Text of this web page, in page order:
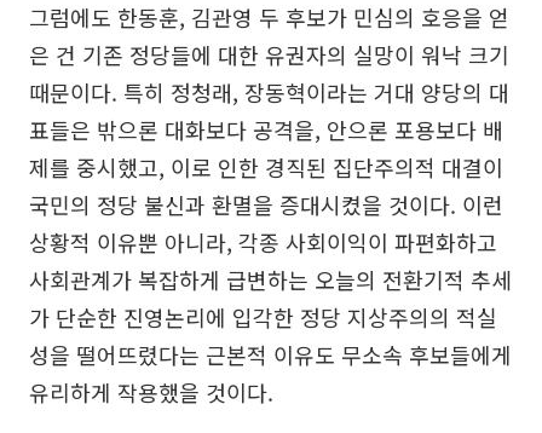
그럼에도 한동훈, 김관영 두 후보가 민심의 호응을 얻
은 건 기존 정당들에 대한 유권자의 실망이 워낙 크기
때문이다. 특히 정청래, 장동혁이라는 거대 양당의 대
표들은 밖으론 대화보다 공격을, 안으론 포용보다 배
제를 중시했고, 이로 인한 경직된 집단주의적 대결이
국민의 정당 불신과 환멸을 증대시켰을 것이다. 이런
상황적 이유뿐 아니라, 각종 사회이익이 파편화하고
사회관계가 복잡하게 급변하는 오늘의 전환기적 추세
가 단순한 진영논리에 입각한 정당 지상주의의 적실
성을 떨어뜨렸다는 근본적 이유도 무소속 후보들에게
유리하게 작용했을 것이다.